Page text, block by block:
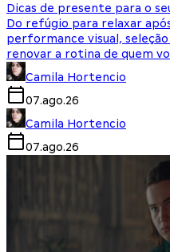
Dicas de presente para o
Do refúgio para relaxar
performance visual,
renovar a rotina de quem
Camila Hortencio
07.ago.26
Camila Hortencio
07.ago.26